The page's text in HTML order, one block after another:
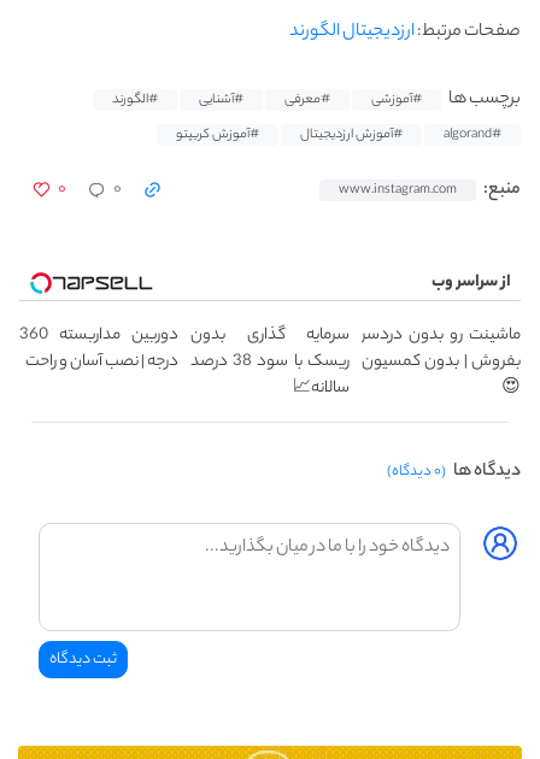
صفحات مرتبط:ارزدیجیتال الگورند
برچسب ها #آموزشی #معرفی #آشنایی
#الگورند
#algorand
#آموزش ارزدیجیتال #آموزش کریپتو
منبع: www.instagram.com ۰ ۰
از سراسر وب
ماشینت رو بدون دردسر
بفروش | بدون کمسیون
😍
سرمایه گذاری بدون
ریسک با سود 38 درصد
سالانه📈
دوربین مداربسته 360
درجه | نصب آسان و راحت
دیدگاه ها (۰ دیدگاه)